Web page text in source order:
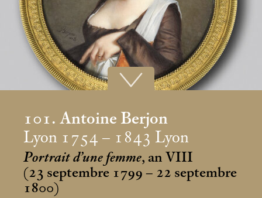
101. Antoine Berjon
Lyon 1754 – 1843 Lyon
Portrait d’une femme, an VIII
(23 septembre 1799 – 22 septembre
1800)